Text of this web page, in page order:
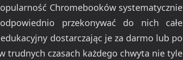
Chromebooków systematycznie
przekonywać do nich całe
dostarczając je za darmo lub po
trudnych czasach każdego chwyta nie tyle